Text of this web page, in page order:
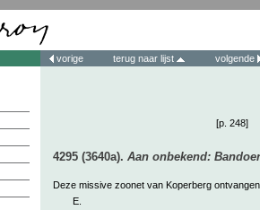
vorige terug naar lijst volgende
[p. 248]
4295 (3640a). Aan onbekend:
Deze missive zoonet van Koperberg
E.